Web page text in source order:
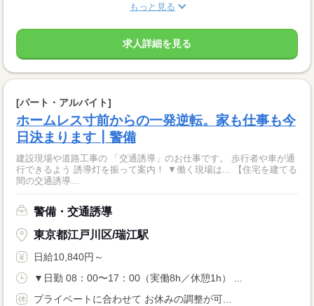
もっと見る
求人詳細を見る
[パート・アルバイト]
ホームレス寸前からの一発逆転。家も仕事も今
日決まります┃警備
建設現場や道路工事の 「交通誘導」のお仕事です。 歩行者や車が通
行できるよう 誘導灯を振って案内！ ▼働く現場は... 【住宅を建てる
間の交通誘導...
警備・交通誘導
東京都江戸川区/瑞江駅
日給10,840円～
▼日勤 08：00〜17：00（実働8h／休憩1h） ...
プライベートに合わせて お休みの調整が可...